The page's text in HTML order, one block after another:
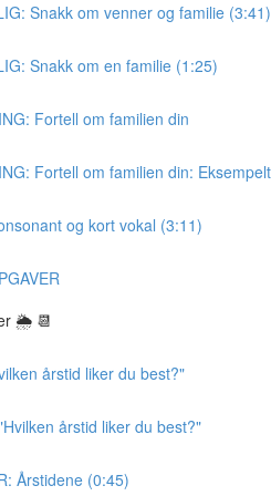
Snakk om venner og familie (3:41)
Snakk om en familie (1:25)
Fortell om familien din
Fortell om familien din:
og kort vokal (3:11)
🌦 📆
årstid liker du best?"
årstid liker du best?"
Årstidene (0:45)